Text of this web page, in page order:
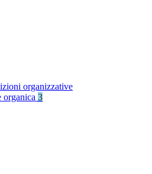
organizzative
organica 3